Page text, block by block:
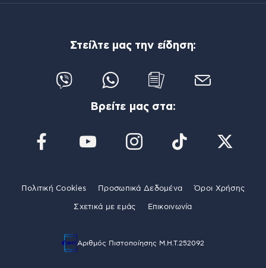
Στείλτε μας την είδηση:
Βρείτε μας στα:
Πολιτική Cookies Προσωπικά Δεδομένα Όροι Χρήσης
Σχετικά με εμάς Επικοινωνία
Αριθμός Πιστοποίησης Μ.Η.Τ.252092